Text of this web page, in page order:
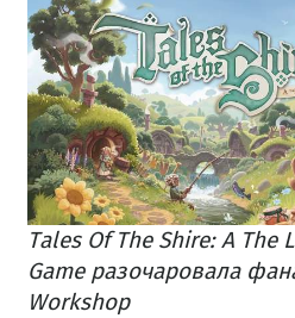
Tales Of The Shire: A The
Game разочаровала
Workshop